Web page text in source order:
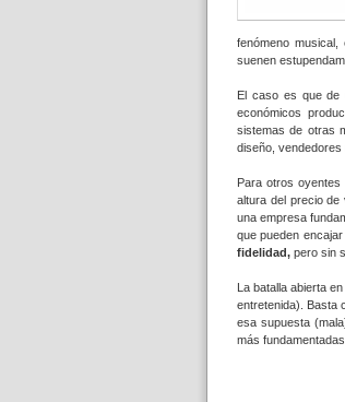
fenómeno
suenen
El caso es que de
económicos
sistemas de otras
diseño, vendedores
Para otros
altura del precio
una empresa
que pueden
fidelidad, pero sin
La batalla abierta
entretenida). Basta
esa supuesta
más